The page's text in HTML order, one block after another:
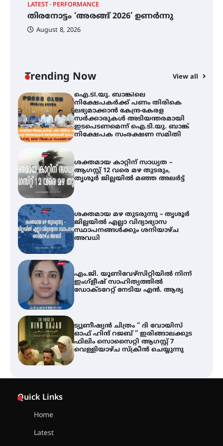
LATEST PERFORMANCE
തിരനോട്ടം ‘അരങ്ങ് 2026’ ഉണർന്നു
August 8, 2026
Trending Now View all
തിരനോട്ടം ‘അരങ്ങ് 2026’ ഉണർന്നു
ഇടപെടണമെന്ന് ഐ.ടി.യു. ബാങ്ക്
നിക്ഷേപക സംരക്ഷണ സമിതി
ശക്തമായ കാറ്റിന് സാധ്യത –
ആഗസ്റ്റ് 12 വരെ മഴ തുടരും,
തൃശൂർ ജില്ലയിൽ മഞ്ഞ അലർട്ട്
ശക്തമായ മഴ തുടരുന്നു – തൃശൂർ
ജില്ലയിൽ എല്ലാ വിദ്യാഭ്യാസ
സ്ഥാപനങ്ങൾക്കും ശനിയാഴ്ച
അവധി
എം.ജി. യൂണിവേഴ്‌സിറ്റിയിൽ നിന്ന്
ഇംഗ്ളീഷ് സാഹിത്യത്തിൽ
ഡോക്ടറേറ്റ് നേടിയ എൻ. ആര്യ
ട്യുണീഷ്യൻ ചിത്രം ” ദി വോയിസ്
ഓഫ് ഹിന്ദ് റജബ് ” ഇരിങ്ങാലക്കുട
ഫിലിം സൊസൈറ്റി ആഗസ്റ്റ് 7
വെള്ളിയാഴ്ച സ്‌ക്രീൻ ചെയ്യുന്നു
തിരനോട്ടം ‘അരങ്ങ് 2026’ ഉണർന്നു
Quick Links
Home
Latest